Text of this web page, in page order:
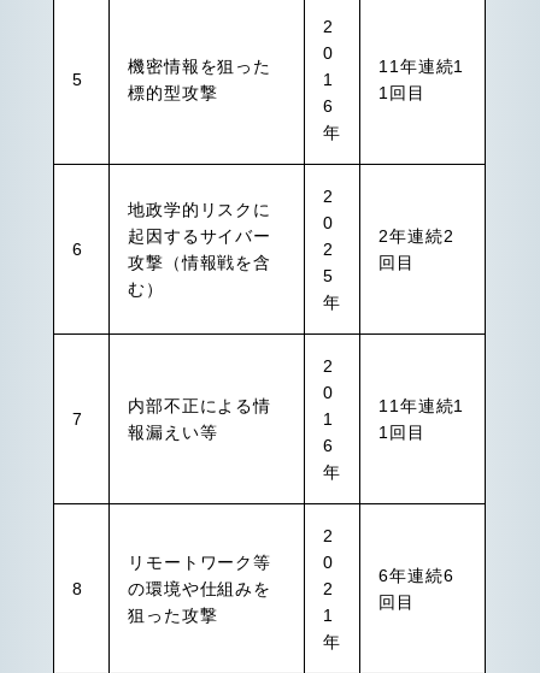
5
機密情報を狙った
標的型攻撃
2
0
1
6
年
11年連続1
1回目
6
地政学的リスクに
起因するサイバー
攻撃（情報戦を含
む）
2
0
2
5
年
2年連続2
回目
7
内部不正による情
報漏えい等
2
0
1
6
年
11年連続1
1回目
8
リモートワーク等
の環境や仕組みを
狙った攻撃
2
0
2
1
年
6年連続6
回目